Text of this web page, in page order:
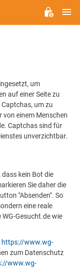
um
auf einer Seite zu
um zu
von einem Menschen
Captchas sind für
unverzichtbar.
kein Bot die
Sie daher die
"Absenden". So
eine reale
Gesucht.de wie
https://www.wg-
zum Datenschutz
www.wg-